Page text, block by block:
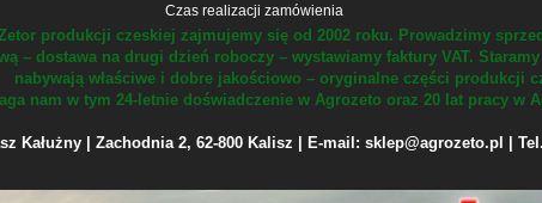
Czas realizacji zamówienia
produkcji czeskiej zajmujemy się od 2002 roku. Prowadzimy
– dostawa na drugi dzień roboczy – wystawiamy faktury VAT.
nabywają właściwe i dobre jakościowo – oryginalne części produkcji
nam w tym 24-letnie doświadczenie w Agrozeto oraz 20 lat pracy w
Kałużny | Zachodnia 2, 62-800 Kalisz | E-mail: sklep@agrozeto.pl |